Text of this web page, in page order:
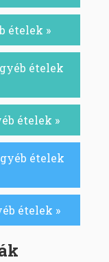
ételek »
ételek
ételek »
ételek
ételek »